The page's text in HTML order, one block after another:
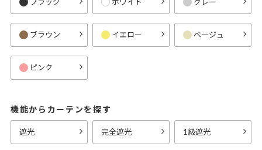
ブラウン イエロー ベージュ
ピンク
機能からカーテンを探す
遮光 完全遮光 1級遮光